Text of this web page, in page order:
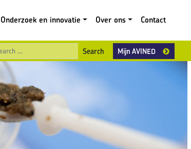
Onderzoek en innovatie Over ons Contact
Search
Mijn AVINED